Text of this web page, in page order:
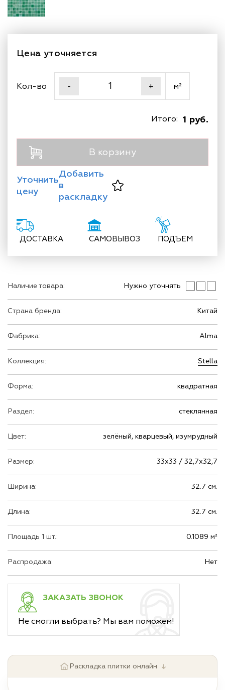
Наличие товара: Нужно уточнять
Страна бренда: Китай
Фабрика: Alma
Коллекция: Stella
Форма: квадратная
Раздел: стеклянная
Цвет: зелёный, кварцевый, изумрудный
Размер: 33х33 / 32,7х32,7
Ширина: 32.7 см.
Длина: 32.7 см.
Площадь 1 шт.: 0.1089 м²
Распродажа: Нет
ЗАКАЗАТЬ ЗВОНОК
Не смогли выбрать? Мы вам поможем!
Цена уточняется
Кол-во - + м²
1 руб.
Итого:
В корзину
Уточнить
цену
Добавить
в
раскладку
ДОСТАВКА САМОВЫВОЗ ПОДЪЕМ
Раскладка плитки онлайн ↓